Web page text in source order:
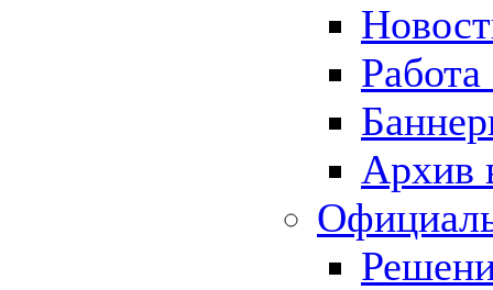
Архив